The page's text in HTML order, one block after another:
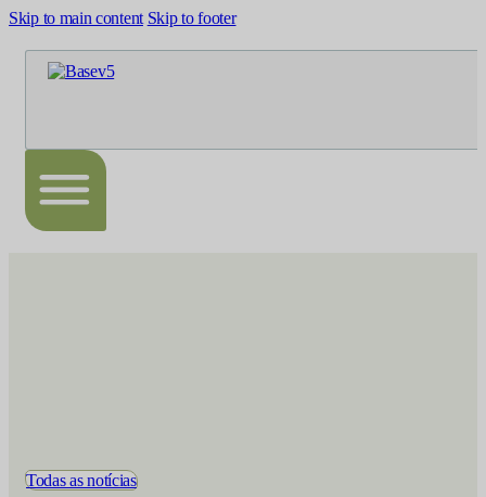
Skip to main content Skip to footer
Todas as notícias